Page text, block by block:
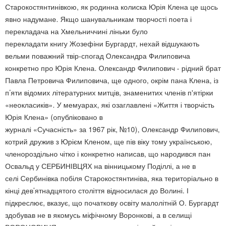
Старокостянтинівкою, як родинна колиска Юрія Клена це щось
явно надумане. Якщо шанувальникам творчості поета і
перекладача на Хмельниччині ліньки було
перекладати книгу Жозефіни Бургардт, нехай відшукають
вельми поважний твір-спогад Олександра Филиповича
конкретно про Юрія Клена. Олександр Филипович - рідний брат
Павла Петровича Филиповича, ще одного, окрім пана Клена, із
п’яти відомих літературних митців, знаменитих членів п'ятірки
«неокласиків». У мемуарах, які озаглавлені «Життя і творчість
Юрія Клена» (опубліковано в
журналі «Сучасність» за 1967 рік, №10), Олександр Филипович,
котрий дружив з Юрієм Кленом, ще пів віку тому українською,
членороздільно чітко і конкретно написав, що народився пан
Освальд у СЕРБИНІВЦЯХ на вінницькому Поділлі, а не в
селі Сербинівка побіля Старокостянтиніва, яка територіально в
кінці дев’ятнадцятого століття відносилася до Волині. І
підкреслює, вказує, що початкову освіту малолітній О. Бургардт
здобував не в якомусь міфічному Воронкові, а в селищі